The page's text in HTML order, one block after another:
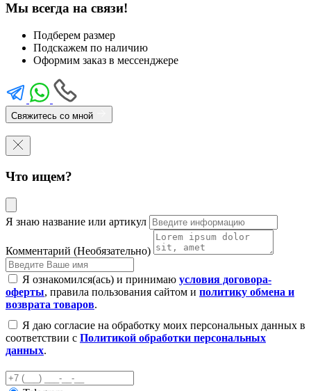
Мы всегда на связи!
Подберем размер
Подскажем по наличию
Оформим заказ в мессенджере
Свяжитесь со мной
Что ищем?
Я знаю название или артикул
Комментарий (Необязательно)
Я ознакомился(ась) и принимаю условия договора-
оферты, правила пользования сайтом и политику обмена и
возврата товаров.
Я даю согласие на обработку моих персональных данных в
соответствии с Политикой обработки персональных
данных.